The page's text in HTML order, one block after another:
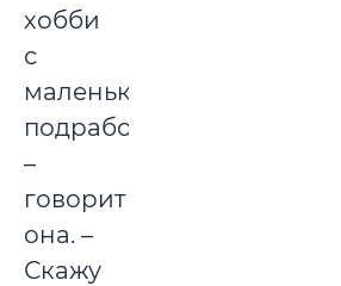
хобби
с
маленькой
подработкой,
–
говорит
она. –
Скажу